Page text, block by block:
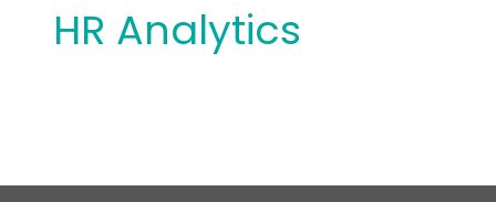
HR Analytics